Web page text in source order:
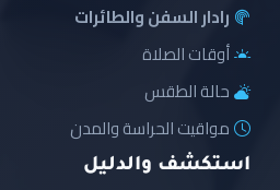
رادار السفن والطائرات
أوقات الصلاة
حالة الطقس
مواقيت الحراسة والمدن
استكشف والدليل